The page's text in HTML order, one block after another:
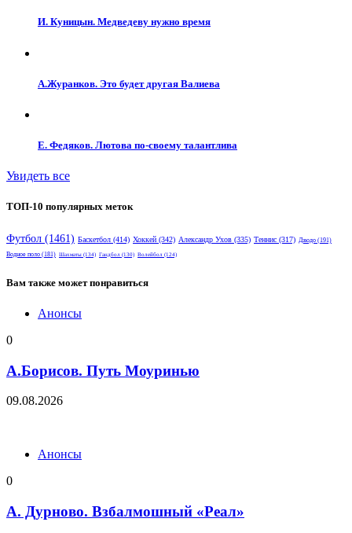
И. Куницын. Медведеву нужно время
А.Журанков. Это будет другая Валиева
Е. Федяков. Лютова по-своему талантлива
Увидеть все
ТОП-10 популярных меток
Футбол (1461) Баскетбол (414) Хоккей (342) Александр Ухов (335) Теннис (317) Дзюдо (191)
Водное поло (181) Шахматы (134) Гандбол (130) Волейбол (124)
Вам также может понравиться
Анонсы
0
А.Борисов. Путь Моуринью
09.08.2026
Анонсы
0
А. Дурново. Взбалмошный «Реал»